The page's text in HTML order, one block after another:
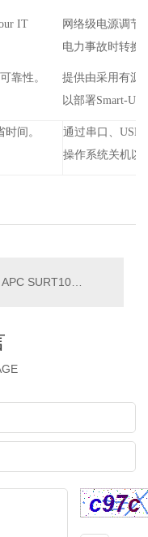
IT
网络级电源调节
电力事故时转换
靠性。
提供由采用有源
以部署Smart-
间。
通过串口、USB
操作系统关机以